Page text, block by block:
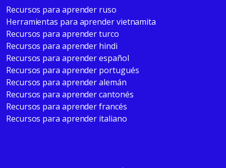
Recursos para aprender ruso
Herramientas para aprender vietnamita
Recursos para aprender turco
Recursos para aprender hindi
Recursos para aprender español
Recursos para aprender portugués
Recursos para aprender alemán
Recursos para aprender cantonés
Recursos para aprender francés
Recursos para aprender italiano